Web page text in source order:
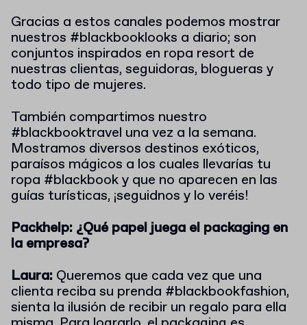
Gracias a estos canales podemos mostrar
nuestros #blackbooklooks a diario; son
conjuntos inspirados en ropa resort de
nuestras clientas, seguidoras, blogueras y
todo tipo de mujeres.
También compartimos nuestro
#blackbooktravel una vez a la semana.
Mostramos diversos destinos exóticos,
paraísos mágicos a los cuales llevarías tu
ropa #blackbook y que no aparecen en las
guías turísticas, ¡seguidnos y lo veréis!
Packhelp: ¿Qué papel juega el packaging en
la empresa?
Laura: Queremos que cada vez que una
clienta reciba su prenda #blackbookfashion,
sienta la ilusión de recibir un regalo para ella